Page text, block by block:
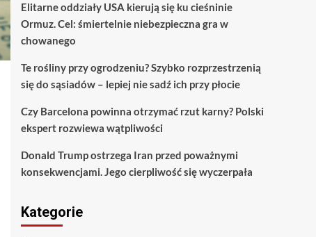
Elitarne oddziały USA kierują się ku cieśninie
Ormuz. Cel: śmiertelnie niebezpieczna gra w
chowanego
Te rośliny przy ogrodzeniu? Szybko rozprzestrzenią
się do sąsiadów – lepiej nie sadź ich przy płocie
Czy Barcelona powinna otrzymać rzut karny? Polski
ekspert rozwiewa wątpliwości
Donald Trump ostrzega Iran przed poważnymi
konsekwencjami. Jego cierpliwość się wyczerpała
Kategorie